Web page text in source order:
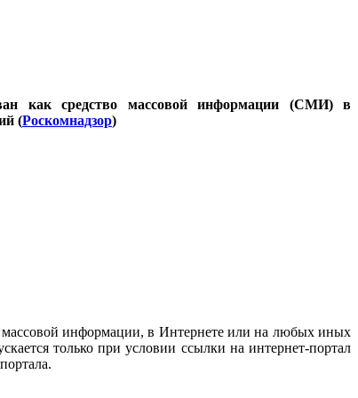
как средство массовой информации (СМИ) в
(Роскомнадзор)
массовой информации, в Интернете или на любых иных
только при условии ссылки на интернет-портал